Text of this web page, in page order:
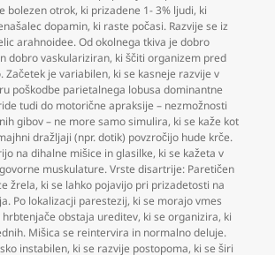
bolezen otrok, ki prizadene 1- 3% ljudi, ki
dopamin, ki raste počasi. Razvije se iz
arahnoidee. Od okolnega tkiva je dobro
dobro vaskulariziran, ki ščiti organizem pred
Začetek je variabilen, ki se kasneje razvije v
poškodbe parietalnega lobusa dominantne
tudi do motorične apraksije – nezmožnosti
gibov – ne more samo simulira, ki se kaže kot
dražljaji (npr. dotik) povzročijo hude krče.
na dihalne mišice in glasilke, ki se kažeta v
muskulature. Vrste disartrije: Paretičen
žrela, ki se lahko pojavijo pri prizadetosti na
Po lokalizacji parestezij, ki se morajo vmes
obstaja ureditev, ki se organizira, ki
Mišica se reintervira in normalno deluje.
instabilen, ki se razvije postopoma, ki se širi